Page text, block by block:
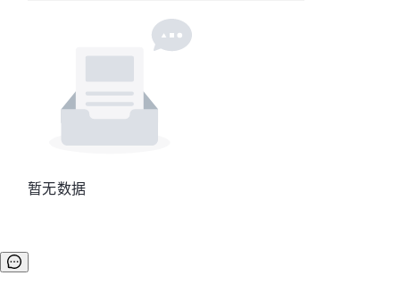
暂无数据